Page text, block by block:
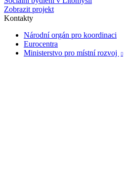
Zobrazit projekt
Kontakty
Národní orgán pro koordinaci
Eurocentra
Ministerstvo pro místní rozvoj
